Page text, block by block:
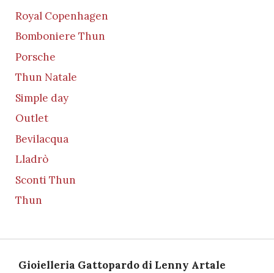
Royal Copenhagen
Bomboniere Thun
Porsche
Thun Natale
Simple day
Outlet
Bevilacqua
Lladrò
Sconti Thun
Thun
Gioielleria Gattopardo di Lenny Artale